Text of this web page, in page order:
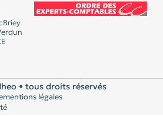
Briey
• tous droits réservés
mentions légales